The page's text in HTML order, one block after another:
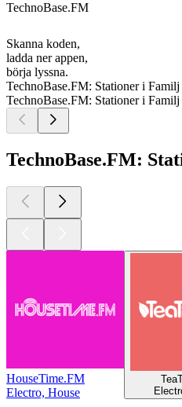
TechnoBase.FM
Skanna koden,
ladda ner appen,
börja lyssna.
TechnoBase.FM: Stationer i Familj
TechnoBase.FM: Stationer i Familj
TechnoBase.FM:
HouseTime.FM
Electro, House